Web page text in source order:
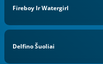
Fireboy Ir Watergirl
Delfino Šuoliai